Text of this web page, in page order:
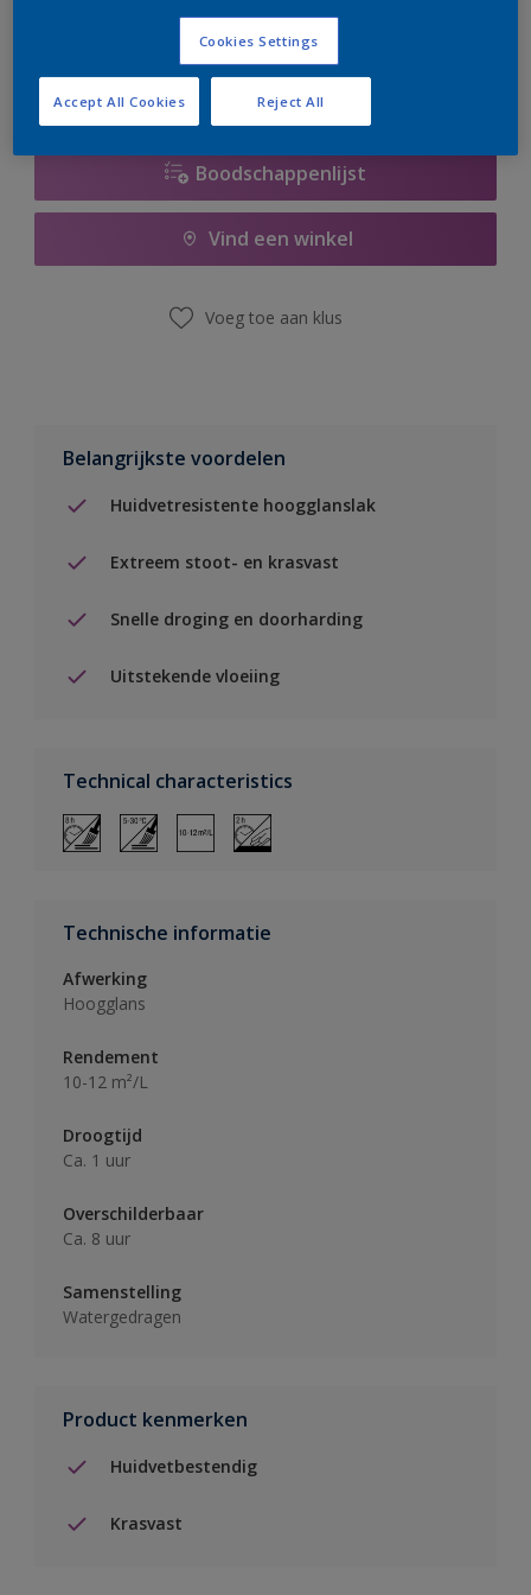
er hard aan om de voorraad aan te vullen.
Boodschappenlijst
Vind een winkel
Voeg toe aan klus
Belangrijkste voordelen
Huidvetresistente hoogglanslak
Extreem stoot- en krasvast
Snelle droging en doorharding
Uitstekende vloeiing
Technical characteristics
Technische informatie
Afwerking
Hoogglans
Rendement
10-12 m²/L
Droogtijd
Ca. 1 uur
Overschilderbaar
Ca. 8 uur
Samenstelling
Watergedragen
Product kenmerken
Huidvetbestendig
Krasvast
Cookies Settings
Reject All
Accept All Cookies